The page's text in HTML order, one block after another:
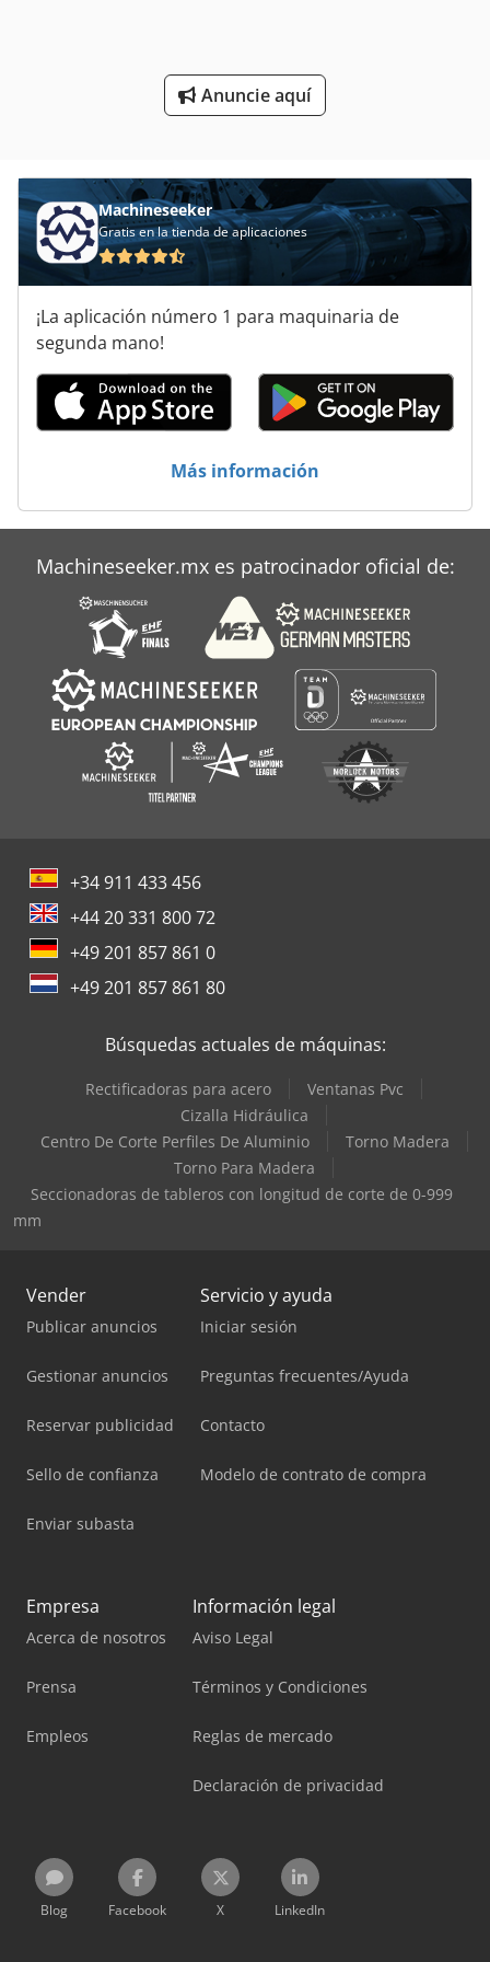
Stanze De Punzonadora
Unidades De Potencia
Anuncie aquí
Machineseeker
Gratis en la tienda de aplicaciones
¡La aplicación número 1 para maquinaria de
segunda mano!
Más información
Machineseeker.mx es patrocinador oficial de:
+34 911 433 456
+44 20 331 800 72
+49 201 857 861 0
+49 201 857 861 80
Búsquedas actuales de máquinas:
Rectificadoras para acero
Ventanas Pvc
Cizalla Hidráulica
Centro De Corte Perfiles De Aluminio
Torno Madera
Torno Para Madera
Seccionadoras de tableros con longitud de corte de 0-999
mm
Vender
Publicar anuncios
Gestionar anuncios
Reservar publicidad
Sello de confianza
Enviar subasta
Servicio y ayuda
Iniciar sesión
Preguntas frecuentes/Ayuda
Contacto
Modelo de contrato de compra
Empresa
Acerca de nosotros
Prensa
Empleos
Información legal
Aviso Legal
Términos y Condiciones
Reglas de mercado
Declaración de privacidad
Blog Facebook X LinkedIn